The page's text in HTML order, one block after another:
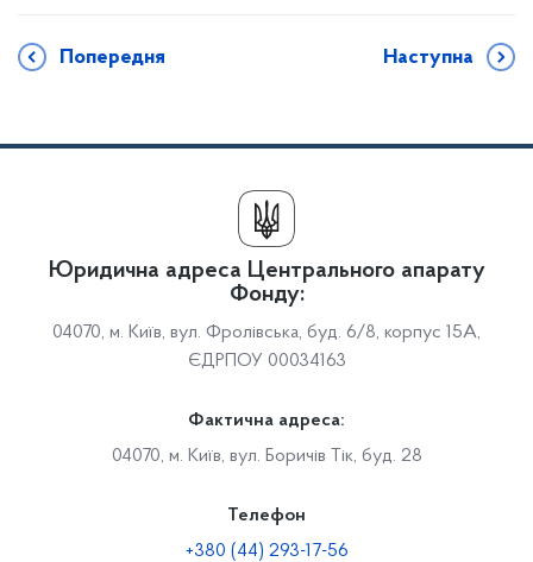
Попередня Наступна
Юридична адреса Центрального апарату
Фонду:
04070, м. Київ, вул. Фролівська, буд. 6/8, корпус 15А,
ЄДРПОУ 00034163
Фактична адреса:
04070, м. Київ, вул. Боричів Тік, буд. 28
Телефон
+380 (44) 293-17-56